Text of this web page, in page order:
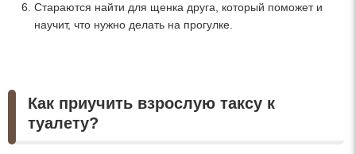
Стараются найти для щенка друга, который поможет и
научит, что нужно делать на прогулке.
Как приучить взрослую таксу к
туалету?